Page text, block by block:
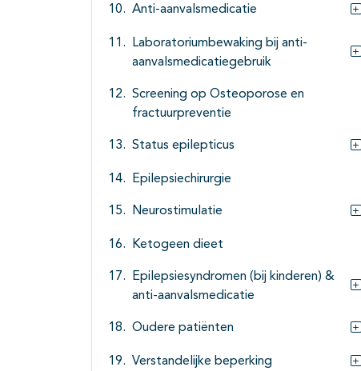
Anti-aanvalsmedicatie
Laboratoriumbewaking bij anti-
aanvalsmedicatiegebruik
Screening op Osteoporose en
fractuurpreventie
Status epilepticus
Epilepsiechirurgie
Neurostimulatie
Ketogeen dieet
Epilepsiesyndromen (bij kinderen) &
anti-aanvalsmedicatie
Oudere patiënten
Verstandelijke beperking